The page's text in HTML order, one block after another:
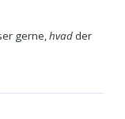
gerne,hvadder